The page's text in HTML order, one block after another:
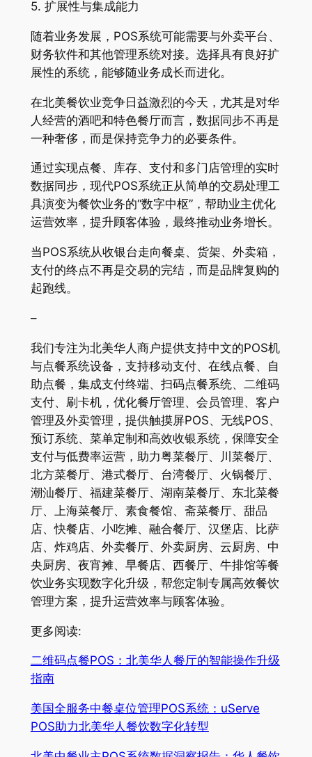
5. 扩展性与集成能力
随着业务发展，POS系统可能需要与外卖平台、
财务软件和其他管理系统对接。选择具有良好扩
展性的系统，能够随业务成长而进化。
在北美餐饮业竞争日益激烈的今天，尤其是对华
人经营的酒吧和特色餐厅而言，数据同步不再是
一种奢侈，而是保持竞争力的必要条件。
通过实现点餐、库存、支付和多门店管理的实时
数据同步，现代POS系统正从简单的交易处理工
具演变为餐饮业务的“数字中枢”，帮助业主优化
运营效率，提升顾客体验，最终推动业务增长。
当POS系统从收银台走向餐桌、货架、外卖箱，
支付的终点不再是交易的完结，而是品牌复购的
起跑线。
–
我们专注为北美华人商户提供支持中文的POS机
与点餐系统设备，支持移动支付、在线点餐、自
助点餐，集成支付终端、扫码点餐系统、二维码
支付、刷卡机，优化餐厅管理、会员管理、客户
管理及外卖管理，提供触摸屏POS、无线POS、
预订系统、菜单定制和高效收银系统，保障安全
支付与低费率运营，助力粤菜餐厅、川菜餐厅、
北方菜餐厅、港式餐厅、台湾餐厅、火锅餐厅、
潮汕餐厅、福建菜餐厅、湖南菜餐厅、东北菜餐
厅、上海菜餐厅、素食餐馆、斋菜餐厅、甜品
店、快餐店、小吃摊、融合餐厅、汉堡店、比萨
店、炸鸡店、外卖餐厅、外卖厨房、云厨房、中
央厨房、夜宵摊、早餐店、西餐厅、牛排馆等餐
饮业务实现数字化升级，帮您定制专属高效餐饮
管理方案，提升运营效率与顾客体验。
更多阅读:
二维码点餐POS：北美华人餐厅的智能操作升级
指南
美国全服务中餐桌位管理POS系统：uServe
POS助力北美华人餐饮数字化转型